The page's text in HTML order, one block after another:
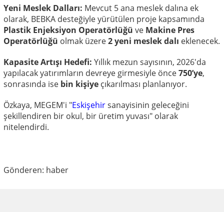
Yeni Meslek Dalları: Mevcut 5 ana meslek dalına ek
olarak, BEBKA desteğiyle yürütülen proje kapsamında
Plastik Enjeksiyon Operatörlüğü ve Makine Pres
Operatörlüğü olmak üzere2 yeni meslek dalı eklenecek.
Kapasite Artışı Hedefi: Yıllık mezun sayısının, 2026'da
yapılacak yatırımların devreye girmesiyle önce750’ye,
sonrasında ise bin kişiye çıkarılması planlanıyor.
Özkaya, MEGEM'i "Eskişehirsanayisinin geleceğini
şekillendiren bir okul, bir üretim yuvası" olarak
nitelendirdi.
Gönderen: haber